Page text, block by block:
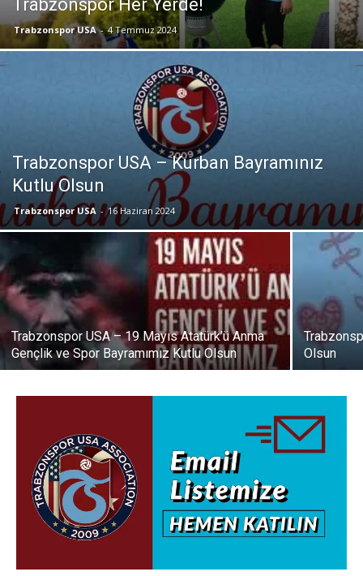
Trabzonspor Her Yerde!
Trabzonspor USA - 4 Temmuz 2024
Trabzonspor USA – Kurban Bayramınız
Kutlu Olsun
Trabzonspor USA - 16 Haziran 2024
Trabzonspor USA – 19 Mayıs Atatürk’ü Anma
Gençlik ve Spor Bayramımız Kutlu Olsun
Olsun